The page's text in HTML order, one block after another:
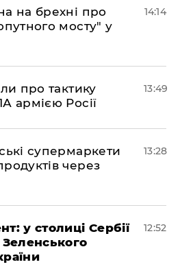
на брехні про
мосту" у
14:14
про тактику
армією Росії
13:49
супермаркети
через
13:28
у столиці Сербії
Зеленського
12:52